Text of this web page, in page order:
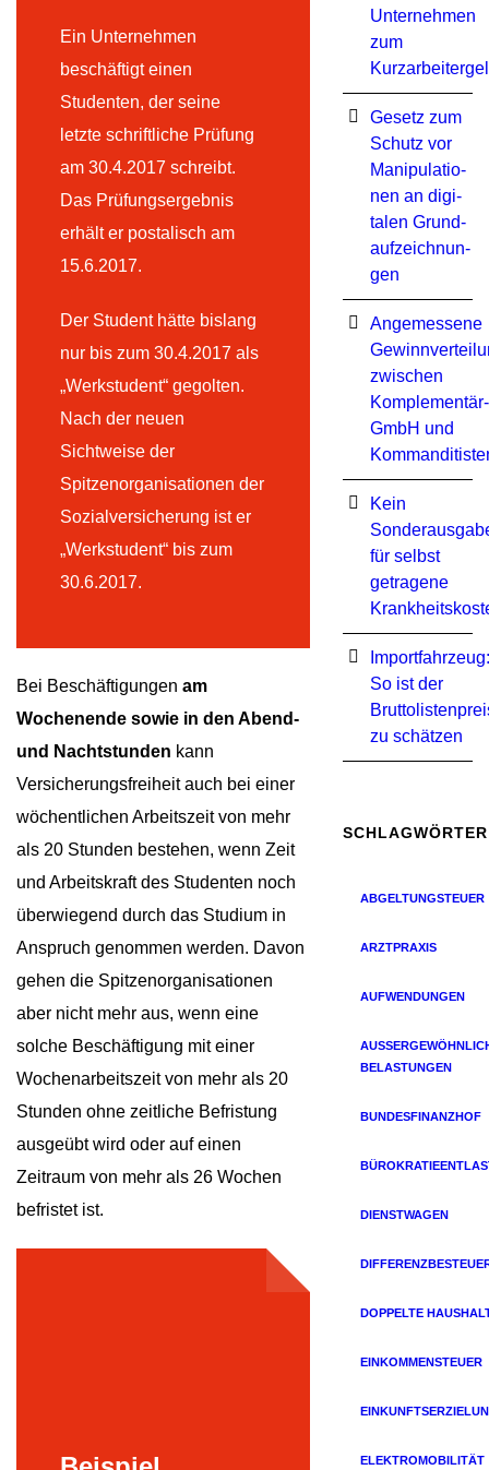
Ein Unternehmen
beschäftigt einen
Studenten, der seine
letzte schriftliche Prüfung
am 30.4.2017 schreibt.
Das Prüfungsergebnis
erhält er postalisch am
15.6.2017.
Der Student hätte bislang
nur bis zum 30.4.2017 als
„Werkstudent“ gegolten.
Nach der neuen
Sichtweise der
Spitzenorganisationen der
Sozialversicherung ist er
„Werkstudent“ bis zum
30.6.2017.
Bei Beschäftigungen am
Wochenende sowie in den Abend-
und Nachtstunden kann
Versicherungsfreiheit auch bei einer
wöchentlichen Arbeitszeit von mehr
als 20 Stunden bestehen, wenn Zeit
und Arbeitskraft des Studenten noch
überwiegend durch das Studium in
Anspruch genommen werden. Davon
gehen die Spitzenorganisationen
aber nicht mehr aus, wenn eine
solche Beschäftigung mit einer
Wochenarbeitszeit von mehr als 20
Stunden ohne zeitliche Befristung
ausgeübt wird oder auf einen
Zeitraum von mehr als 26 Wochen
befristet ist.
Unternehmen
zum
Ge­setz zum
Schutz vor
Ma­ni­pu­la­tio­
nen an di­gi­
ta­len Grund­
auf­zeich­nun­
gen
Angemessene
zwischen
Komplementär-
GmbH und
Kein
für selbst
getragene
Importfahrzeug:
So ist der
zu schätzen
SCHLAGWÖRTER
ABGELTUNGSTEUER
ARZTPRAXIS
AUFWENDUNGEN
ELASTUNGEN
BUNDESFINANZHOF
DIENSTWAGEN
DOPPELTE
EINKOMMENSTEUER
ELEKTROMOBILITÄT